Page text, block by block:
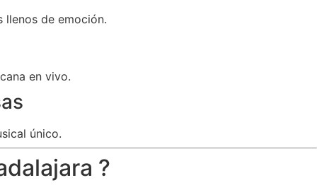
llenos de emoción.
en vivo.
único.
?